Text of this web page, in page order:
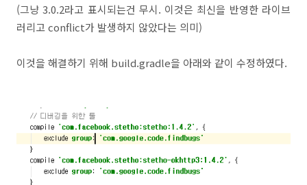
(그냥 3.0.2라고 표시되는건 무시. 이것은 최신을 반영한 라이브
러리고 conflict가 발생하지 않았다는 의미)
이것을 해결하기 위해 build.gradle을 아래와 같이 수정하였다.